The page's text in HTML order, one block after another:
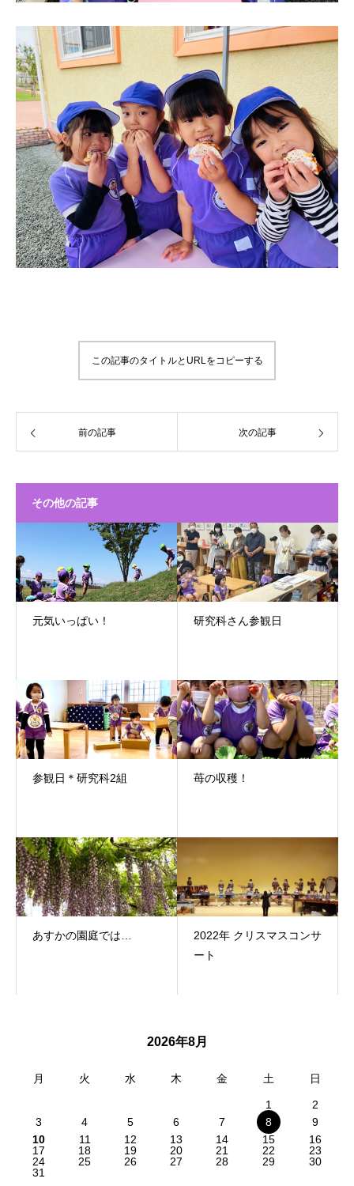
この記事のタイトルとURLをコピーする
前の記事 次の記事
その他の記事
元気いっぱい！ 研究科さん参観日
参観日＊研究科2組 苺の収穫！
あすかの園庭では…
2022年 クリスマスコンサ
ート
2026年8月
月 火 水 木 金 土 日
1
2
3
4 5 6 7 8
9
10
11 12 13 14 15
16
17
18 19 20 21 22
23
24
25 26 27 28 29
30
31